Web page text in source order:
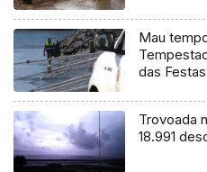
Mau
das
Trovoada
18.991